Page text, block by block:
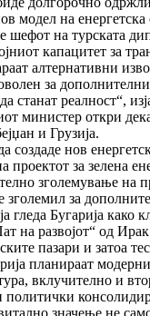
модел на
шефот на турската
капацитет за
алтернативни
за
станат реалност“,
министер откри
и Грузија.
создаде нов
проектот за зелена
зголемување на
зголемил за
гледа Бугарија
на развојот“ од
пазари и затоа
планираат
вклучително и
значење не